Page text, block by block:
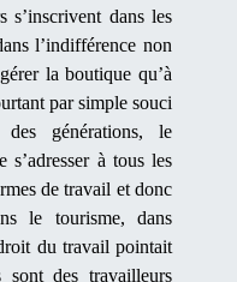
s’inscrivent dans les
l’indifférence non
la boutique qu’à
par simple souci
des générations, le
à tous les
de travail et donc
le tourisme, dans
du travail pointait
sont des travailleurs